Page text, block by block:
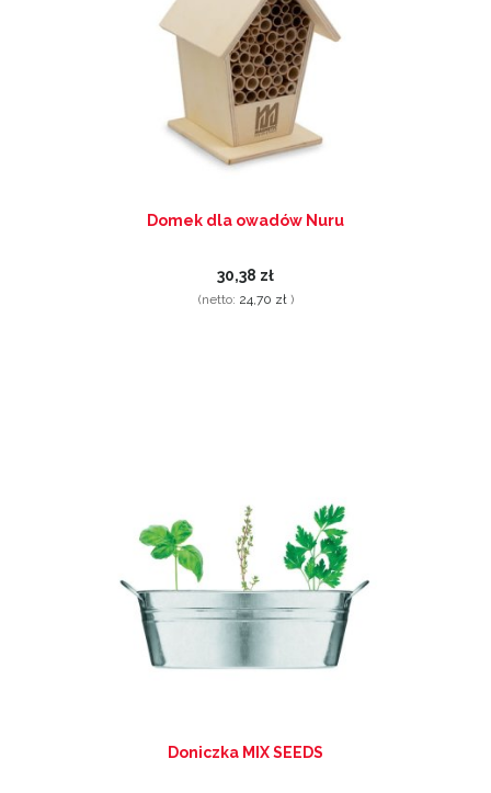
Domek dla owadów Nuru
30,38 zł
(netto: 24,70 zł)
Doniczka MIX SEEDS